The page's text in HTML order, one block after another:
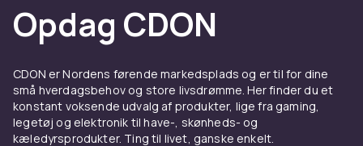
Opdag CDON
CDON er Nordens førende markedsplads og er til for dine
små hverdagsbehov og store livsdrømme. Her finder du et
konstant voksende udvalg af produkter, lige fra gaming,
legetøj og elektronik til have-, skønheds- og
kæledyrsprodukter. Ting til livet, ganske enkelt.